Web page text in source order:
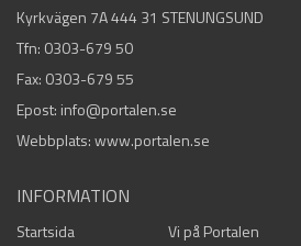
Kyrkvägen 7A 444 31 STENUNGSUND
Tfn: 0303-679 50
Fax: 0303-679 55
Epost: info@portalen.se
Webbplats: www.portalen.se
INFORMATION
Startsida Vi på Portalen